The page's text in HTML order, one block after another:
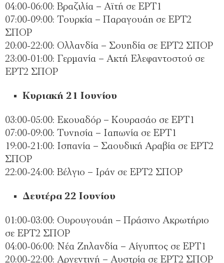
04:00-06:00: Βραζιλία – Αϊτή σε ΕΡΤ1
07:00-09:00: Τουρκία – Παραγουάη σε ΕΡΤ2
ΣΠΟΡ
20:00-22:00: Ολλανδία – Σουηδία σε ΕΡΤ2 ΣΠΟΡ
23:00-01:00: Γερμανία – Ακτή Ελεφαντοστού σε
ΕΡΤ2 ΣΠΟΡ
Κυριακή 21 Ιουνίου
03:00-05:00: Εκουαδόρ – Κουρασάο σε ΕΡΤ1
07:00-09:00: Τυνησία – Ιαπωνία σε ΕΡΤ1
19:00-21:00: Ισπανία – Σαουδική Αραβία σε ΕΡΤ2
ΣΠΟΡ
22:00-24:00: Βέλγιο – Ιράν σε ΕΡΤ2 ΣΠΟΡ
Δευτέρα 22 Ιουνίου
01:00-03:00: Ουρουγουάη – Πράσινο Ακρωτήριο
σε ΕΡΤ2 ΣΠΟΡ
04:00-06:00: Νέα Ζηλανδία – Αίγυπτος σε ΕΡΤ1
20:00-22:00: Αργεντινή – Αυστρία σε ΕΡΤ2 ΣΠΟΡ